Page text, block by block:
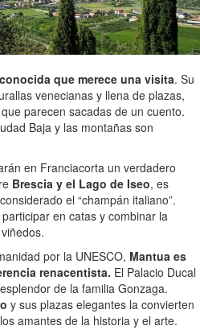
que merece una visita. Su
venecianas y llena de plazas,
que parecen sacadas de un cuento.
Baja y las montañas son
en Franciacorta un verdadero
Brescia y el Lago de Iseo, es
el “champán italiano”.
en catas y combinar la
por la UNESCO, Mantua es
renacentista. El Palacio Ducal
de la familia Gonzaga.
y sus plazas elegantes la convierten
amantes de la historia y el arte.